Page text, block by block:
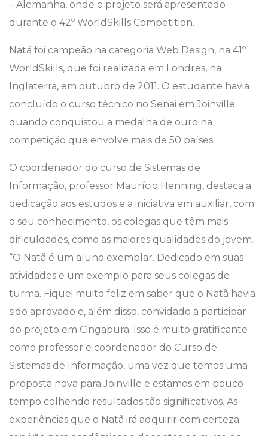
– Alemanha, onde o projeto será apresentado
durante o 42º WorldSkills Competition.
Natã foi campeão na categoria Web Design, na 41º
WorldSkills, que foi realizada em Londres, na
Inglaterra, em outubro de 2011. O estudante havia
concluído o curso técnico no Senai em Joinville
quando conquistou a medalha de ouro na
competição que envolve mais de 50 países.
O coordenador do curso de Sistemas de
Informação, professor Maurício Henning, destaca a
dedicação aos estudos e a iniciativa em auxiliar, com
o seu conhecimento, os colegas que têm mais
dificuldades, como as maiores qualidades do jovem.
“O Natã é um aluno exemplar. Dedicado em suas
atividades e um exemplo para seus colegas de
turma. Fiquei muito feliz em saber que o Natã havia
sido aprovado e, além disso, convidado a participar
do projeto em Cingapura. Isso é muito gratificante
como professor e coordenador do Curso de
Sistemas de Informação, uma vez que temos uma
proposta nova para Joinville e estamos em pouco
tempo colhendo resultados tão significativos. As
experiências que o Natã irá adquirir com certeza